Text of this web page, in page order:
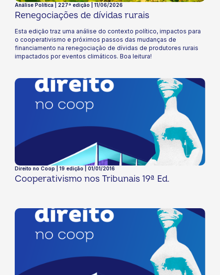
Análise Política | 227ª edição | 11/06/2026
Renegociações de dívidas rurais
Esta edição traz uma análise do contexto político, impactos para
o cooperativismo e próximos passos das mudanças de
financiamento na renegociação de dívidas de produtores rurais
impactados por eventos climáticos. Boa leitura!
Direito no Coop | 19 edição | 01/01/2016
Cooperativismo nos Tribunais 19ª Ed.